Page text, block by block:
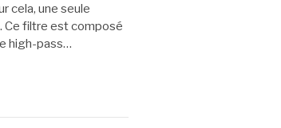
cela, une seule
Ce filtre est composé
high-pass…